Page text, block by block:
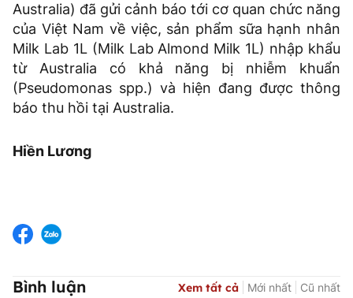
Australia) đã gửi cảnh báo tới cơ quan chức năng
của Việt Nam về việc, sản phẩm sữa hạnh nhân
Milk Lab 1L (Milk Lab Almond Milk 1L) nhập khẩu
từ Australia có khả năng bị nhiễm khuẩn
(Pseudomonas spp.) và hiện đang được thông
báo thu hồi tại Australia.
Hiền Lương
Bình luận Xem tất cả Mới nhất Cũ nhất